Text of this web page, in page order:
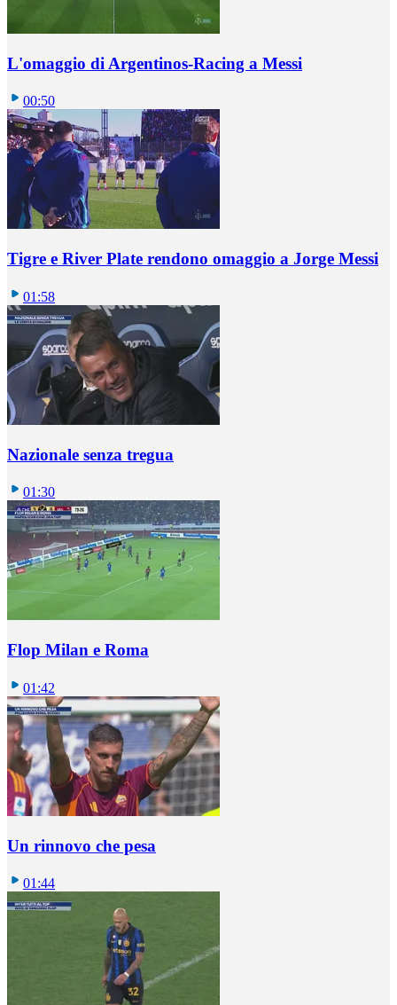
L'omaggio di Argentinos-Racing a Messi
00:50
Tigre e River Plate rendono omaggio a Jorge Messi
01:58
Nazionale senza tregua
01:30
Flop Milan e Roma
01:42
Un rinnovo che pesa
01:44